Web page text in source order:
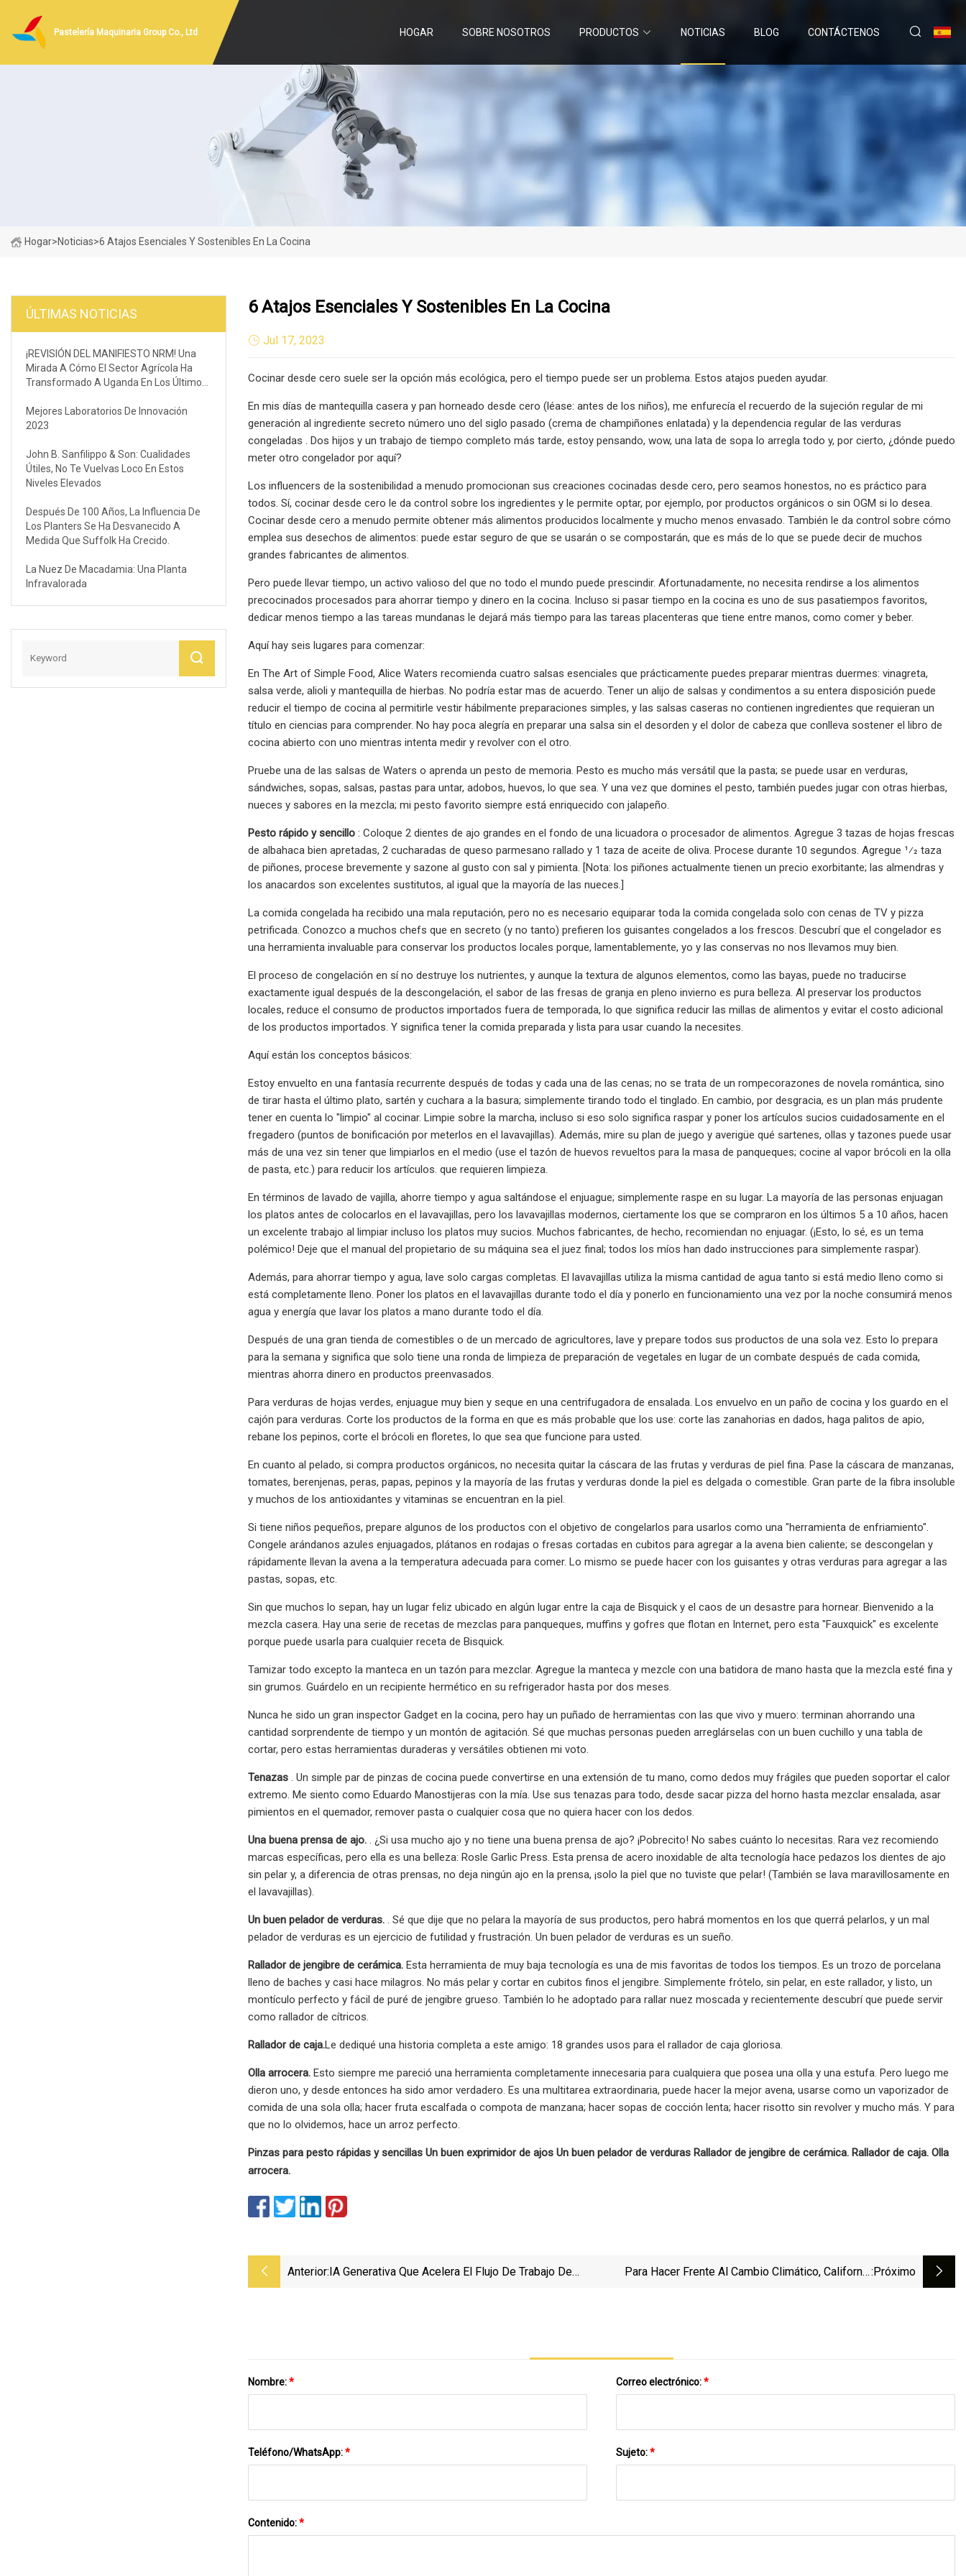
Pastelería Maquinaria Group Co., Ltd HOGAR SOBRE NOSOTROS PRODUCTOS NOTICIAS BLOG CONTÁCTENOS
Hogar>Noticias>6 Atajos Esenciales Y Sostenibles En La Cocina
ÚLTIMAS NOTICIAS
¡REVISIÓN DEL MANIFIESTO NRM! Una
Mirada A Cómo El Sector Agrícola Ha
Transformado A Uganda En Los Últimos
Mejores Laboratorios De Innovación
2023
John B. Sanfilippo & Son: Cualidades
Útiles, No Te Vuelvas Loco En Estos
Niveles Elevados
Después De 100 Años, La Influencia De
Los Planters Se Ha Desvanecido A
Medida Que Suffolk Ha Crecido.
La Nuez De Macadamia: Una Planta
Infravalorada
6 Atajos Esenciales Y Sostenibles En La Cocina
Jul 17, 2023
Cocinar desde cero suele ser la opción más ecológica, pero el tiempo puede ser un problema. Estos atajos pueden ayudar.
En mis días de mantequilla casera y pan horneado desde cero (léase: antes de los niños), me enfurecía el recuerdo de la sujeción regular de mi
generación al ingrediente secreto número uno del siglo pasado (crema de champiñones enlatada) y la dependencia regular de las verduras
congeladas . Dos hijos y un trabajo de tiempo completo más tarde, estoy pensando, wow, una lata de sopa lo arregla todo y, por cierto, ¿dónde puedo
meter otro congelador por aquí?
Los influencers de la sostenibilidad a menudo promocionan sus creaciones cocinadas desde cero, pero seamos honestos, no es práctico para
todos. Sí, cocinar desde cero le da control sobre los ingredientes y le permite optar, por ejemplo, por productos orgánicos o sin OGM si lo desea.
Cocinar desde cero a menudo permite obtener más alimentos producidos localmente y mucho menos envasado. También le da control sobre cómo
emplea sus desechos de alimentos: puede estar seguro de que se usarán o se compostarán, que es más de lo que se puede decir de muchos
grandes fabricantes de alimentos.
Pero puede llevar tiempo, un activo valioso del que no todo el mundo puede prescindir. Afortunadamente, no necesita rendirse a los alimentos
precocinados procesados ​​para ahorrar tiempo y dinero en la cocina. Incluso si pasar tiempo en la cocina es uno de sus pasatiempos favoritos,
dedicar menos tiempo a las tareas mundanas le dejará más tiempo para las tareas placenteras que tiene entre manos, como comer y beber.
Aquí hay seis lugares para comenzar:
En The Art of Simple Food, Alice Waters recomienda cuatro salsas esenciales que prácticamente puedes preparar mientras duermes: vinagreta,
salsa verde, alioli y mantequilla de hierbas. No podría estar mas de acuerdo. Tener un alijo de salsas y condimentos a su entera disposición puede
reducir el tiempo de cocina al permitirle vestir hábilmente preparaciones simples, y las salsas caseras no contienen ingredientes que requieran un
título en ciencias para comprender. No hay poca alegría en preparar una salsa sin el desorden y el dolor de cabeza que conlleva sostener el libro de
cocina abierto con uno mientras intenta medir y revolver con el otro.
Pruebe una de las salsas de Waters o aprenda un pesto de memoria. Pesto es mucho más versátil que la pasta; se puede usar en verduras,
sándwiches, sopas, salsas, pastas para untar, adobos, huevos, lo que sea. Y una vez que domines el pesto, también puedes jugar con otras hierbas,
nueces y sabores en la mezcla; mi pesto favorito siempre está enriquecido con jalapeño.
Pesto rápido y sencillo : Coloque 2 dientes de ajo grandes en el fondo de una licuadora o procesador de alimentos. Agregue 3 tazas de hojas frescas
de albahaca bien apretadas, 2 cucharadas de queso parmesano rallado y 1 taza de aceite de oliva. Procese durante 10 segundos. Agregue 1⁄2 taza
de piñones, procese brevemente y sazone al gusto con sal y pimienta. [Nota: los piñones actualmente tienen un precio exorbitante; las almendras y
los anacardos son excelentes sustitutos, al igual que la mayoría de las nueces.]
La comida congelada ha recibido una mala reputación, pero no es necesario equiparar toda la comida congelada solo con cenas de TV y pizza
petrificada. Conozco a muchos chefs que en secreto (y no tanto) prefieren los guisantes congelados a los frescos. Descubrí que el congelador es
una herramienta invaluable para conservar los productos locales porque, lamentablemente, yo y las conservas no nos llevamos muy bien.
El proceso de congelación en sí no destruye los nutrientes, y aunque la textura de algunos elementos, como las bayas, puede no traducirse
exactamente igual después de la descongelación, el sabor de las fresas de granja en pleno invierno es pura belleza. Al preservar los productos
locales, reduce el consumo de productos importados fuera de temporada, lo que significa reducir las millas de alimentos y evitar el costo adicional
de los productos importados. Y significa tener la comida preparada y lista para usar cuando la necesites.
Aquí están los conceptos básicos:
Estoy envuelto en una fantasía recurrente después de todas y cada una de las cenas; no se trata de un rompecorazones de novela romántica, sino
de tirar hasta el último plato, sartén y cuchara a la basura; simplemente tirando todo el tinglado. En cambio, por desgracia, es un plan más prudente
tener en cuenta lo "limpio" al cocinar. Limpie sobre la marcha, incluso si eso solo significa raspar y poner los artículos sucios cuidadosamente en el
fregadero (puntos de bonificación por meterlos en el lavavajillas). Además, mire su plan de juego y averigüe qué sartenes, ollas y tazones puede usar
más de una vez sin tener que limpiarlos en el medio (use el tazón de huevos revueltos para la masa de panqueques; cocine al vapor brócoli en la olla
de pasta, etc.) para reducir los artículos. que requieren limpieza.
En términos de lavado de vajilla, ahorre tiempo y agua saltándose el enjuague; simplemente raspe en su lugar. La mayoría de las personas enjuagan
los platos antes de colocarlos en el lavavajillas, pero los lavavajillas modernos, ciertamente los que se compraron en los últimos 5 a 10 años, hacen
un excelente trabajo al limpiar incluso los platos muy sucios. Muchos fabricantes, de hecho, recomiendan no enjuagar. (¡Esto, lo sé, es un tema
polémico! Deje que el manual del propietario de su máquina sea el juez final; todos los míos han dado instrucciones para simplemente raspar).
Además, para ahorrar tiempo y agua, lave solo cargas completas. El lavavajillas utiliza la misma cantidad de agua tanto si está medio lleno como si
está completamente lleno. Poner los platos en el lavavajillas durante todo el día y ponerlo en funcionamiento una vez por la noche consumirá menos
agua y energía que lavar los platos a mano durante todo el día.
Después de una gran tienda de comestibles o de un mercado de agricultores, lave y prepare todos sus productos de una sola vez. Esto lo prepara
para la semana y significa que solo tiene una ronda de limpieza de preparación de vegetales en lugar de un combate después de cada comida,
mientras ahorra dinero en productos preenvasados.
Para verduras de hojas verdes, enjuague muy bien y seque en una centrifugadora de ensalada. Los envuelvo en un paño de cocina y los guardo en el
cajón para verduras. Corte los productos de la forma en que es más probable que los use: corte las zanahorias en dados, haga palitos de apio,
rebane los pepinos, corte el brócoli en floretes, lo que sea que funcione para usted.
En cuanto al pelado, si compra productos orgánicos, no necesita quitar la cáscara de las frutas y verduras de piel fina. Pase la cáscara de manzanas,
tomates, berenjenas, peras, papas, pepinos y la mayoría de las frutas y verduras donde la piel es delgada o comestible. Gran parte de la fibra insoluble
y muchos de los antioxidantes y vitaminas se encuentran en la piel.
Si tiene niños pequeños, prepare algunos de los productos con el objetivo de congelarlos para usarlos como una "herramienta de enfriamiento".
Congele arándanos azules enjuagados, plátanos en rodajas o fresas cortadas en cubitos para agregar a la avena bien caliente; se descongelan y
rápidamente llevan la avena a la temperatura adecuada para comer. Lo mismo se puede hacer con los guisantes y otras verduras para agregar a las
pastas, sopas, etc.
Sin que muchos lo sepan, hay un lugar feliz ubicado en algún lugar entre la caja de Bisquick y el caos de un desastre para hornear. Bienvenido a la
mezcla casera. Hay una serie de recetas de mezclas para panqueques, muffins y gofres que flotan en Internet, pero esta "Fauxquick" es excelente
porque puede usarla para cualquier receta de Bisquick.
Tamizar todo excepto la manteca en un tazón para mezclar. Agregue la manteca y mezcle con una batidora de mano hasta que la mezcla esté fina y
sin grumos. Guárdelo en un recipiente hermético en su refrigerador hasta por dos meses.
Nunca he sido un gran inspector Gadget en la cocina, pero hay un puñado de herramientas con las que vivo y muero: terminan ahorrando una
cantidad sorprendente de tiempo y un montón de agitación. Sé que muchas personas pueden arreglárselas con un buen cuchillo y una tabla de
cortar, pero estas herramientas duraderas y versátiles obtienen mi voto.
Tenazas . Un simple par de pinzas de cocina puede convertirse en una extensión de tu mano, como dedos muy frágiles que pueden soportar el calor
extremo. Me siento como Eduardo Manostijeras con la mía. Use sus tenazas para todo, desde sacar pizza del horno hasta mezclar ensalada, asar
pimientos en el quemador, remover pasta o cualquier cosa que no quiera hacer con los dedos.
Una buena prensa de ajo. . ¿Si usa mucho ajo y no tiene una buena prensa de ajo? ¡Pobrecito! No sabes cuánto lo necesitas. Rara vez recomiendo
marcas específicas, pero ella es una belleza: Rosle Garlic Press. Esta prensa de acero inoxidable de alta tecnología hace pedazos los dientes de ajo
sin pelar y, a diferencia de otras prensas, no deja ningún ajo en la prensa, ¡solo la piel que no tuviste que pelar! (También se lava maravillosamente en
el lavavajillas).
Un buen pelador de verduras. . Sé que dije que no pelara la mayoría de sus productos, pero habrá momentos en los que querrá pelarlos, y un mal
pelador de verduras es un ejercicio de futilidad y frustración. Un buen pelador de verduras es un sueño.
Rallador de jengibre de cerámica. Esta herramienta de muy baja tecnología es una de mis favoritas de todos los tiempos. Es un trozo de porcelana
lleno de baches y casi hace milagros. No más pelar y cortar en cubitos finos el jengibre. Simplemente frótelo, sin pelar, en este rallador, y listo, un
montículo perfecto y fácil de puré de jengibre grueso. También lo he adoptado para rallar nuez moscada y recientemente descubrí que puede servir
como rallador de cítricos.
Rallador de caja.Le dediqué una historia completa a este amigo: 18 grandes usos para el rallador de caja gloriosa.
Olla arrocera. Esto siempre me pareció una herramienta completamente innecesaria para cualquiera que posea una olla y una estufa. Pero luego me
dieron uno, y desde entonces ha sido amor verdadero. Es una multitarea extraordinaria, puede hacer la mejor avena, usarse como un vaporizador de
comida de una sola olla; hacer fruta escalfada o compota de manzana; hacer sopas de cocción lenta; hacer risotto sin revolver y mucho más. Y para
que no lo olvidemos, hace un arroz perfecto.
Pinzas para pesto rápidas y sencillas Un buen exprimidor de ajos Un buen pelador de verduras Rallador de jengibre de cerámica. Rallador de caja. Olla
arrocera.
Anterior:IA Generativa Que Acelera El Flujo De Trabajo De
Para Hacer Frente Al Cambio Climático, California:próximo
Nombre:* Correo electrónico:*
Teléfono/WhatsApp:* Sujeto:*
Contenido:*